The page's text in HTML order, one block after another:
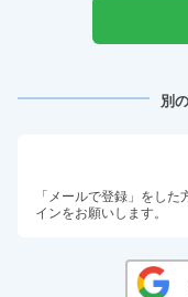
別
「メールで登録」をした
インをお願いします。